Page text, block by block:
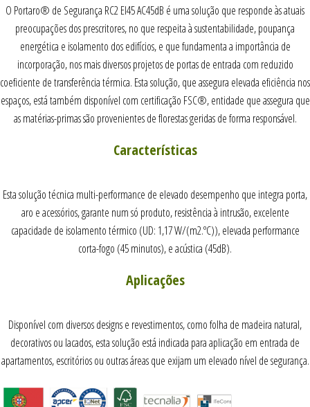
O Portaro® de Segurança RC2 EI45 AC45dB é uma solução que responde às atuais
preocupações dos prescritores, no que respeita à sustentabilidade, poupança
energética e isolamento dos edifícios, e que fundamenta a importância de
incorporação, nos mais diversos projetos de portas de entrada com reduzido
coeficiente de transferência térmica. Esta solução, que assegura elevada eficiência nos
espaços, está também disponível com certificação FSC®, entidade que assegura que
as matérias-primas são provenientes de florestas geridas de forma responsável.
Características
Esta solução técnica multi-performance de elevado desempenho que integra porta,
aro e acessórios, garante num só produto, resistência à intrusão, excelente
capacidade de isolamento térmico (UD: 1,17 W/(m2.ºC)), elevada performance
corta-fogo (45 minutos), e acústica (45dB).
Aplicações
Disponível com diversos designs e revestimentos, como folha de madeira natural,
decorativos ou lacados, esta solução está indicada para aplicação em entrada de
apartamentos, escritórios ou outras áreas que exijam um elevado nível de segurança.